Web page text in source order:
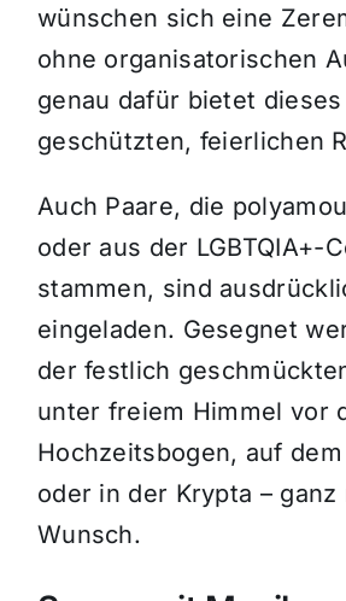
wünschen sich eine
ohne organisatorischen
genau dafür bietet
geschützten, feierlichen
Auch Paare, die
oder aus der LGBTQIA+-
stammen, sind
eingeladen. Gesegnet
der festlich
unter freiem Himmel vor
Hochzeitsbogen, auf
oder in der Krypta – ganz
Wunsch.